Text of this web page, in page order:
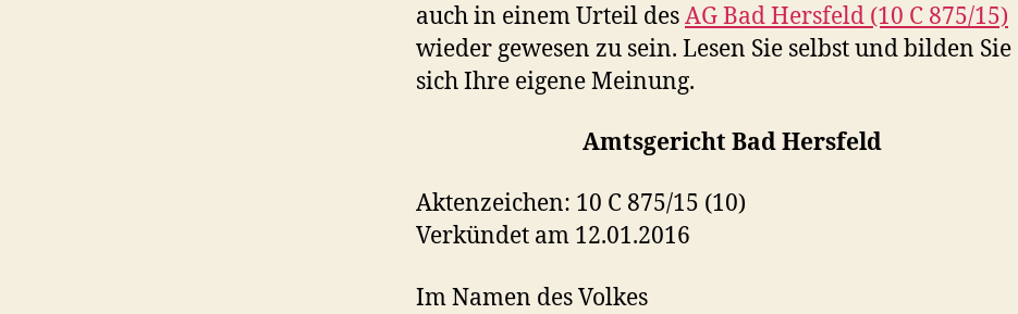
auch in einem Urteil desAG Bad Hersfeld (10 C 875/15)
wieder gewesen zu sein. Lesen Sie selbst und bilden Sie
sich Ihre eigene Meinung.
Amtsgericht Bad Hersfeld
Aktenzeichen: 10 C 875/15 (10)
Verkündet am 12.01.2016
Im Namen des Volkes